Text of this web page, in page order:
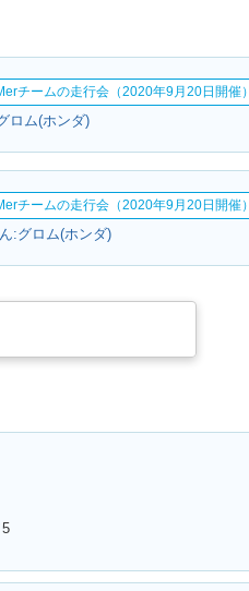
チームの走行会（2020年9月20日開催）
ロム(ホンダ)
チームの走行会（2020年9月20日開催）
:グロム(ホンダ)
5